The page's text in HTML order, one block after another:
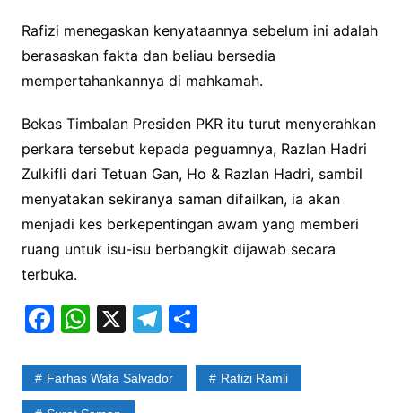
Rafizi menegaskan kenyataannya sebelum ini adalah
berasaskan fakta dan beliau bersedia
mempertahankannya di mahkamah.
Bekas Timbalan Presiden PKR itu turut menyerahkan
perkara tersebut kepada peguamnya, Razlan Hadri
Zulkifli dari Tetuan Gan, Ho & Razlan Hadri, sambil
menyatakan sekiranya saman difailkan, ia akan
menjadi kes berkepentingan awam yang memberi
ruang untuk isu-isu berbangkit dijawab secara
terbuka.
F
c
e
W
at
s
X T
e
S
ar
Farhas Wafa Salvador Rafizi Ramli